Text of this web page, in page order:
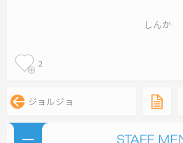
しんか
2
ジョルジョ